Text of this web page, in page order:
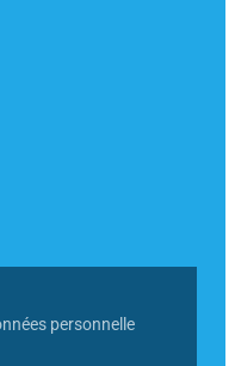
personnelle